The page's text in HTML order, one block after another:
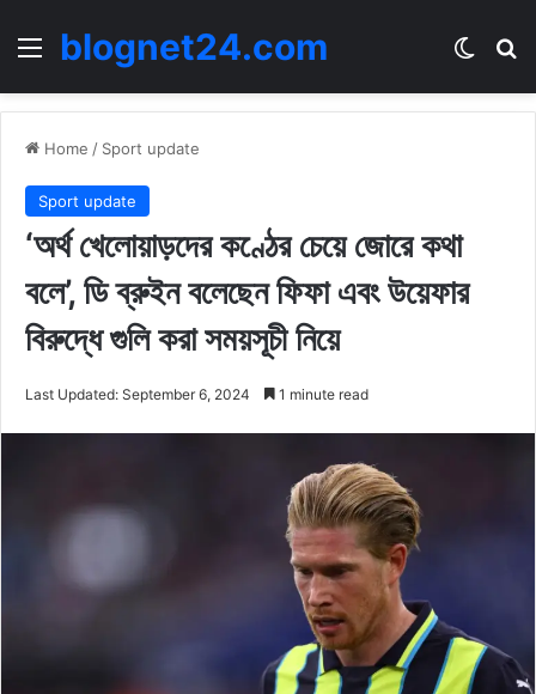
Menublognet24.com
Home / Sport update
Sport update
‘অর্থ খেলোয়াড়দের কণ্ঠের চেয়ে জোরে কথা
বলে’, ডি ব্রুইন বলেছেন ফিফা এবং উয়েফার
বিরুদ্ধে গুলি করা সময়সূচী নিয়ে
Last Updated: September 6, 2024 1 minute read